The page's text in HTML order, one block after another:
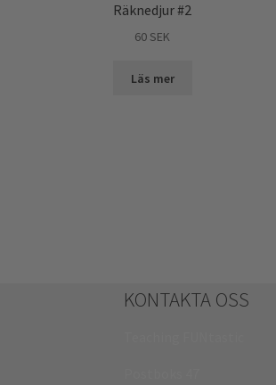
Räknedjur #2
60 SEK
Läs mer
KONTAKTA OSS